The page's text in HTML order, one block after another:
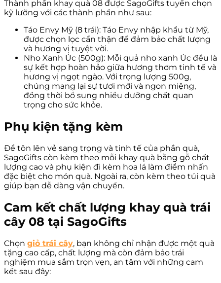
Thành phần khay quà 08 được SagoGifts tuyển chọn
kỹ lưỡng với các thành phần như sau:
Táo Envy Mỹ (8 trái): Táo Envy nhập khẩu từ Mỹ,
được chọn lọc cẩn thận để đảm bảo chất lượng
và hương vị tuyệt vời.
Nho Xanh Úc (500g): Mỗi quả nho xanh Úc đều là
sự kết hợp hoàn hảo giữa hương thơm tinh tế và
hương vị ngọt ngào. Với trọng lượng 500g,
chúng mang lại sự tươi mới và ngon miệng,
đồng thời bổ sung nhiều dưỡng chất quan
trọng cho sức khỏe.
Phụ kiện tặng kèm
Để tôn lên vẻ sang trọng và tinh tế của phần quà,
SagoGifts còn kèm theo mỗi khay quà bằng gỗ chất
lượng cao và phụ kiện đi kèm hoa lá làm điểm nhấn
đặc biệt cho món quà. Ngoài ra, còn kèm theo túi quà
giúp bạn dễ dàng vận chuyển.
Cam kết chất lượng khay quà trái
cây 08 tại SagoGifts
Chọn giỏ trái cây, bạn không chỉ nhận được một quà
tặng cao cấp, chất lượng mà còn đảm bảo trái
nghiệm mua sắm trọn vẹn, an tâm với những cam
kết sau đây: